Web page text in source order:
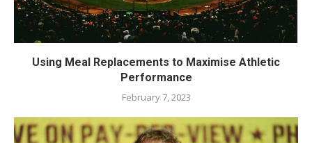
Using Meal Replacements to Maximise Athletic
Performance
February 7, 2023